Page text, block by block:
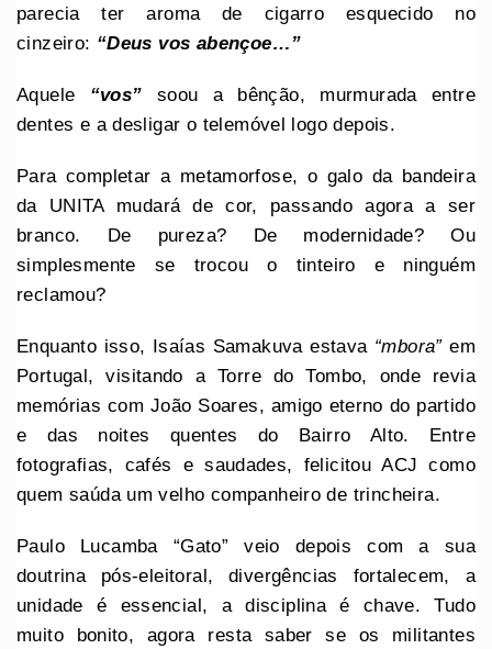
parecia ter aroma de cigarro esquecido no
cinzeiro: “Deus vos abençoe…”
Aquele “vos” soou a bênção, murmurada entre
dentes e a desligar o telemóvel logo depois.
Para completar a metamorfose, o galo da bandeira
da UNITA mudará de cor, passando agora a ser
branco. De pureza? De modernidade? Ou
simplesmente se trocou o tinteiro e ninguém
reclamou?
Enquanto isso, Isaías Samakuva estava “mbora”em
Portugal, visitando a Torre do Tombo, onde revia
memórias com João Soares, amigo eterno do partido
e das noites quentes do Bairro Alto. Entre
fotografias, cafés e saudades, felicitou ACJ como
quem saúda um velho companheiro de trincheira.
Paulo Lucamba “Gato” veio depois com a sua
doutrina pós-eleitoral, divergências fortalecem, a
unidade é essencial, a disciplina é chave. Tudo
muito bonito, agora resta saber se os militantes